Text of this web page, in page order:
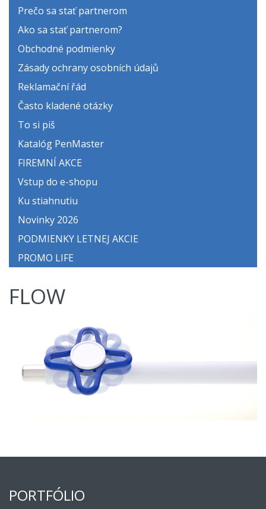
Prečo sa stať partnerom
Ako sa stať partnerom?
Obchodné podmienky
Zásady ochrany osobních údajů
Reklamační řád
Často kladené otázky
To si piš
Katalóg PenMaster
FIREMNÍ AKCE
Vstup do e-shopu
Ku stiahnutiu
Novinky 2026
PODMIENKY LETNEJ AKCIE
PROMO LIFE
FLOW
PORTFÓLIO